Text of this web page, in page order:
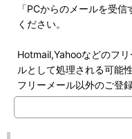
「PCからのメールを受
ください。
Hotmail,Yahooなどのフ
ルとして処理される可能
フリーメール以外のご登